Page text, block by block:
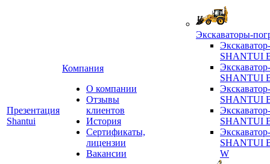
Презентация
Shantui
Компания
О компании
Отзывы
клиентов
История
Сертификаты,
лицензии
Вакансии
Экскаваторы-
SHANTUI
SHANTUI
SHANTUI
SHANTUI
SHANTUI
W